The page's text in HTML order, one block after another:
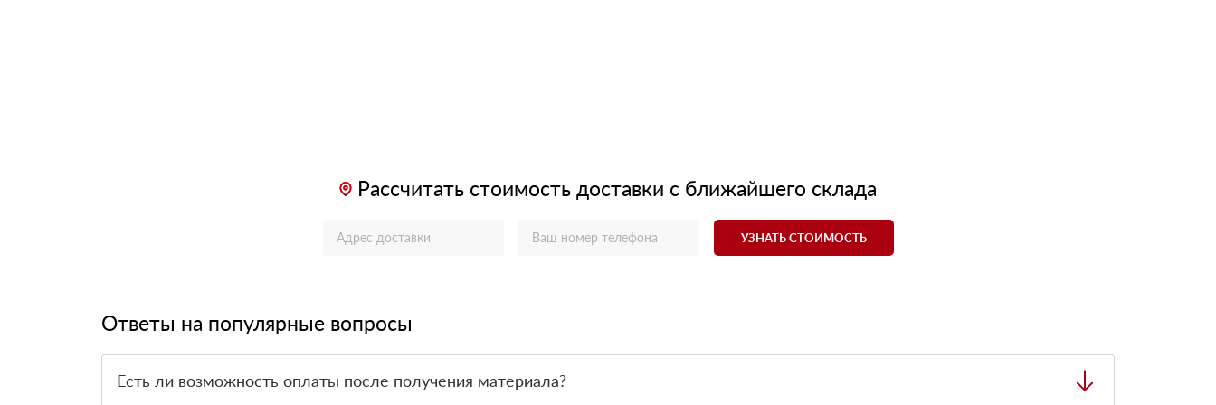
Рассчитать стоимость доставки с ближайшего склада
УЗНАТЬ СТОИМОСТЬ
Ответы на популярные вопросы
Есть ли возможность оплаты после получения материала?